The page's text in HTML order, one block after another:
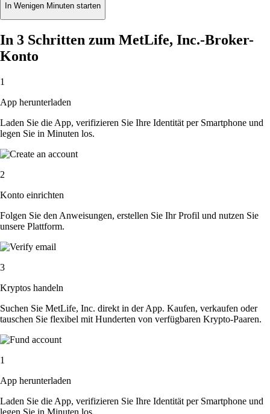
In Wenigen Minuten starten
In 3 Schritten zum MetLife, Inc.-Broker-
Konto
1
App herunterladen
Laden Sie die App, verifizieren Sie Ihre Identität per Smartphone und
legen Sie in Minuten los.
2
Konto einrichten
Folgen Sie den Anweisungen, erstellen Sie Ihr Profil und nutzen Sie
unsere Plattform.
3
Kryptos handeln
Suchen Sie MetLife, Inc. direkt in der App. Kaufen, verkaufen oder
tauschen Sie flexibel mit Hunderten von verfügbaren Krypto-Paaren.
1
App herunterladen
Laden Sie die App, verifizieren Sie Ihre Identität per Smartphone und
legen Sie in Minuten los.